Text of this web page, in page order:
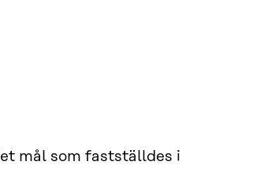
mål som fastställdes i